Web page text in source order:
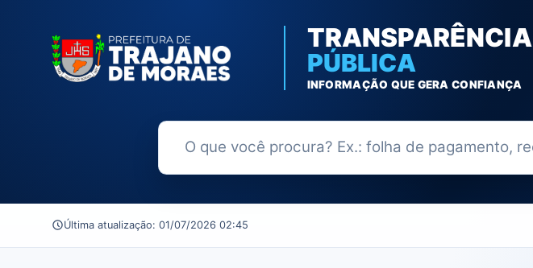
TRANSPARÊNCIA
PÚBLICA
INFORMAÇÃO QUE GERA CONFIANÇA
Buscar no Portal da Transparência
Última atualização: 01/07/2026 02:45